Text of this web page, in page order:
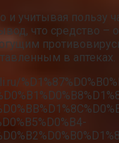
и учитывая пользу
что средство –
в аптеках.